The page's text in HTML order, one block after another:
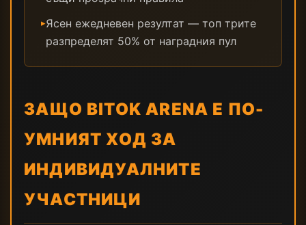
▸Ясен ежедневен резултат — топ трите
разпределят 50% от наградния пул
ЗАЩО BITOK ARENA Е ПО-
УМНИЯТ ХОД ЗА
ИНДИВИДУАЛНИТЕ
УЧАСТНИЦИ